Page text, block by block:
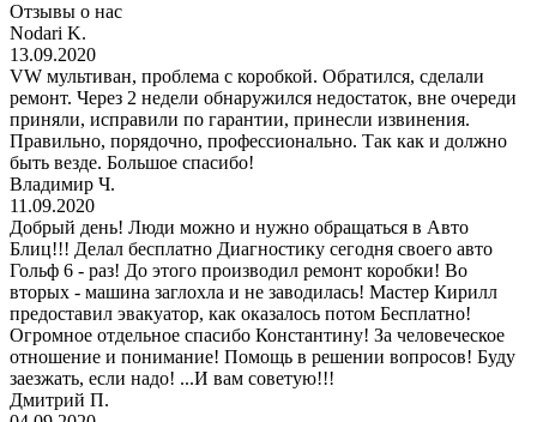
Отзывы о нас
Nodari K.
13.09.2020
VW мультиван, проблема с коробкой. Обратился, сделали
ремонт. Через 2 недели обнаружился недостаток, вне очереди
приняли, исправили по гарантии, принесли извинения.
Правильно, порядочно, профессионально. Так как и должно
быть везде. Большое спасибо!
Владимир Ч.
11.09.2020
Добрый день! Люди можно и нужно обращаться в Авто
Блиц!!! Делал бесплатно Диагностику сегодня своего авто
Гольф 6 - раз! До этого производил ремонт коробки! Во
вторых - машина заглохла и не заводилась! Мастер Кирилл
предоставил эвакуатор, как оказалось потом Бесплатно!
Огромное отдельное спасибо Константину! За человеческое
отношение и понимание! Помощь в решении вопросов! Буду
заезжать, если надо! ...И вам советую!!!
Дмитрий П.